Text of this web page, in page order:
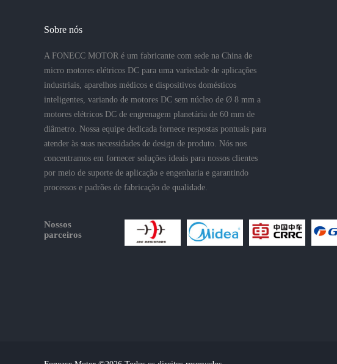
Sobre nós
A FONECC MOTOR é um fabricante com sede na China de
micro motores elétricos DC para uma variedade de aplicações
industriais, aparelhos médicos e dispositivos domésticos
inteligentes, variando de motores DC sem núcleo de Ø 8 mm a
motores elétricos DC de engrenagem planetária de 60 mm de
diâmetro. Nossa equipe dedicada fornece respostas pontuais para
atender às suas necessidades de design de produto. Nós nos
concentramos em fornecer soluções ideais para nossos clientes
por meio de suporte de aplicação e engenharia e garantindo
processos e padrões de fabricação de qualidade.
Nossos
parceiros